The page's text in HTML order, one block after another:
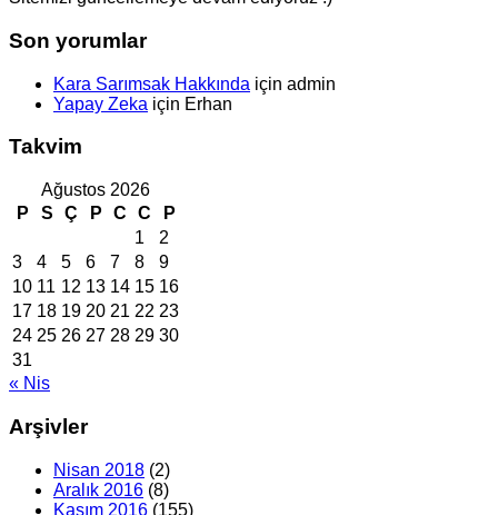
Son yorumlar
Kara Sarımsak Hakkında için admin
Yapay Zeka için Erhan
Takvim
Ağustos 2026
P
S Ç P C C
P
1
2
3
4 5 6 7 8
9
10 11 12 13 14 15 16
17 18 19 20 21 22 23
24 25 26 27 28 29 30
31
« Nis
Arşivler
Nisan 2018 (2)
Aralık 2016 (8)
Kasım 2016 (155)